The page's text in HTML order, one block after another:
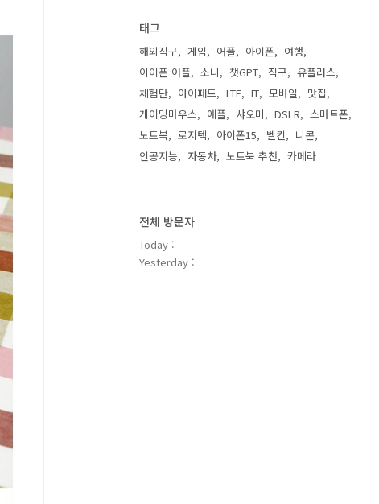
태그
해외직구 게임 어플 아이폰
여행
아이폰 어플
소니 챗GPT 직구
유플러스
체험단
아이패드 LTE IT 모바일
맛집
게이밍마우스
애플 샤오미 DSLR
스마트폰
노트북
로지텍 아이폰15 벨킨
니콘
인공지능
자동차 노트북 추천 카메라
전체 방문자
Today :
Yesterday :